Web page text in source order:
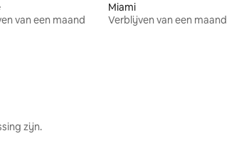
van een maand
Miami
Verblijven van een maand
zijn.